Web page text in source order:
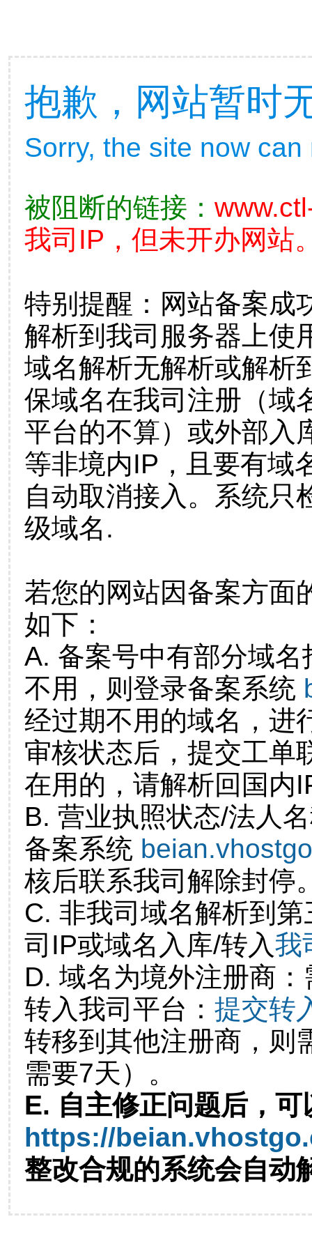
抱歉，网站暂时
Sorry, the site now
被阻断的链接：
我司IP，但未开办网站
特别提醒：网站备案成
解析到我司服务器上使
域名解析无解析或解析
保域名在我司注册（域
平台的不算）或外部入
等非境内IP，且要有域
自动取消接入。系统只
级域名.
若您的网站因备案方面
如下：
A. 备案号中有部分域
不用，则登录备案系统
经过期不用的域名，进
审核状态后，提交工单
在用的，请解析回国内
B. 营业执照状态/法人
备案系统
核后联系我司解除封停
C. 非我司域名解析到
司IP或域名入库/转入我
D. 域名为境外注册商
转入我司平台： 提交转
转移到其他注册商，则
需要7天）。
E. 自主修正问题后，可
https://
整改合规的系统会自动